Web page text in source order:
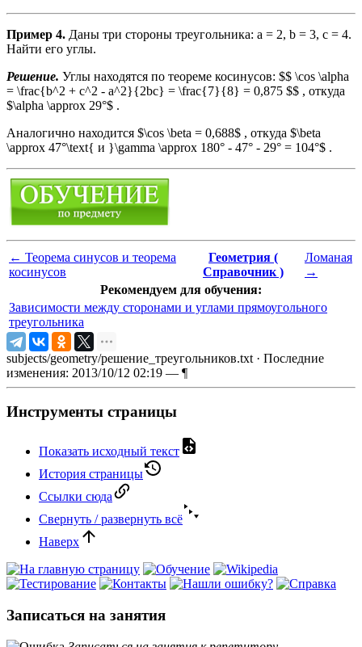
Пример 4. Даны три стороны треугольника: a = 2, b = 3, c = 4.
Найти его углы.
Решение. Углы находятся по теореме косинусов: $$ \cos \alpha
= \frac{b^2 + c^2 - a^2}{2bc} = \frac{7}{8} = 0,875 $$ , откуда
$\alpha \approx 29°$ .
Аналогично находится $\cos \beta = 0,688$ , откуда $\beta
\approx 47°\text{ и }\gamma \approx 180° - 47° - 29° = 104°$ .
← Теорема синусов и теорема
косинусов
Геометрия (
Справочник )
Ломаная
→
Рекомендуем для обучения:
Зависимости между сторонами и углами прямоугольного
треугольника
subjects/geometry/решение_треугольников.txt · Последние
изменения: 2013/10/12 02:19 — ¶
Инструменты страницы
Показать исходный текст
История страницы
Ссылки сюда
Свернуть / развернуть всё
Наверх
Записаться на занятия